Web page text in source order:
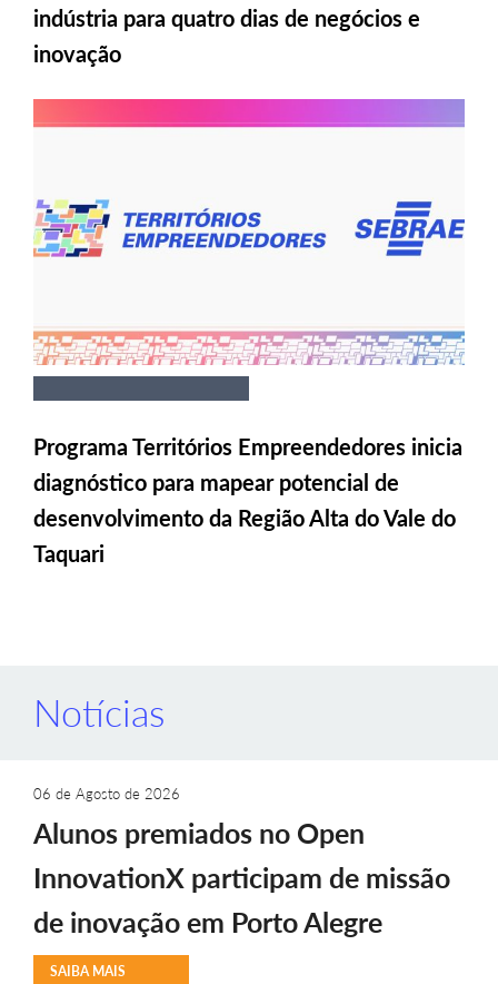
indústria para quatro dias de negócios e
inovação
Programa Territórios Empreendedores inicia
diagnóstico para mapear potencial de
desenvolvimento da Região Alta do Vale do
Taquari
Notícias
06 de Agosto de 2026
Alunos premiados no Open
InnovationX participam de missão
de inovação em Porto Alegre
SAIBA MAIS